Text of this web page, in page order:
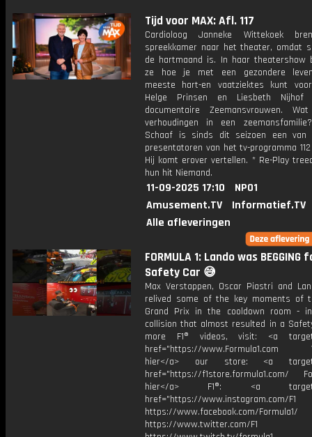
Tijd voor MAX: Afl. 117
Cardioloog Janneke Wittekoek
spreekkamer naar het theater, omdat
de hartmaand is. In haar theatershow
ze hoe je met een gezondere
meeste hart-en vaatziektes kunt
Helge Prinsen en Liesbeth
documentaire Zeemansvrouwen.
verhoudingen in een
Schaaf is sinds dit seizoen een van
presentatoren van het tv-programma
Hij komt erover vertellen. * Re-Play
hun hit Niemand.
11-09-2025 17:10
NPO1
Amusement.TV
Informatief.TV
Alle afleveringen
FORMULA 1: Lando was BEGGING
Safety Car 😅
Max Verstappen, Oscar Piastri and
relived some of the key moments of
Grand Prix in the cooldown room -
collision that almost resulted in a
more F1® videos, visit: <a
href="https://www.Formula1.com
hier</a> our store: <a
href="https://f1store.formula1.com/
hier</a> F1®: <a
href="https://www.instagram.com/F1
https://www.facebook.com/Formula1/
https://www.twitter.com/F1